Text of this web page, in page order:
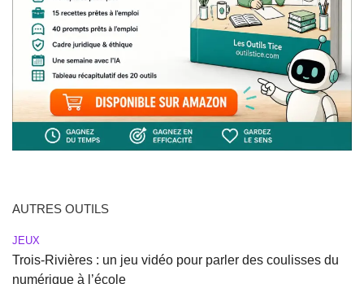
AUTRES OUTILS
JEUX
Trois-Rivières : un jeu vidéo pour parler des coulisses du
numérique à l’école